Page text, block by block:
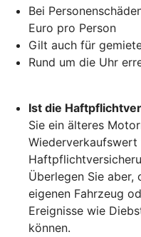
Bei
Euro pro Person
Gilt auch für
Rund um die Uhr
Ist die
Sie ein älteres
Wiederverkaufswert
Überlegen Sie aber,
eigenen Fahrzeug
Ereignisse wie
können.